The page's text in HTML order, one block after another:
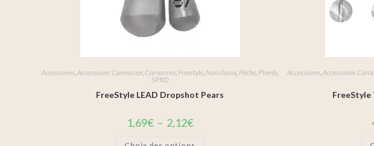
Accessoires,Accessoires Carnassier, Carnassier, Freestyle, Non classé, Pêche, Plomb,
SPRO
FreeStyle LEAD Dropshot Pears
1,69€ – 2,12€
Accessoires,Accessoires
FreeStyle